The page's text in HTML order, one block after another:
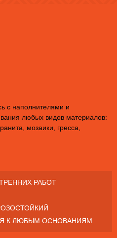
с наполнителями и
любых видов материалов:
мозаики, гресса,
РАБОТ
К ЛЮБЫМ ОСНОВАНИЯМ